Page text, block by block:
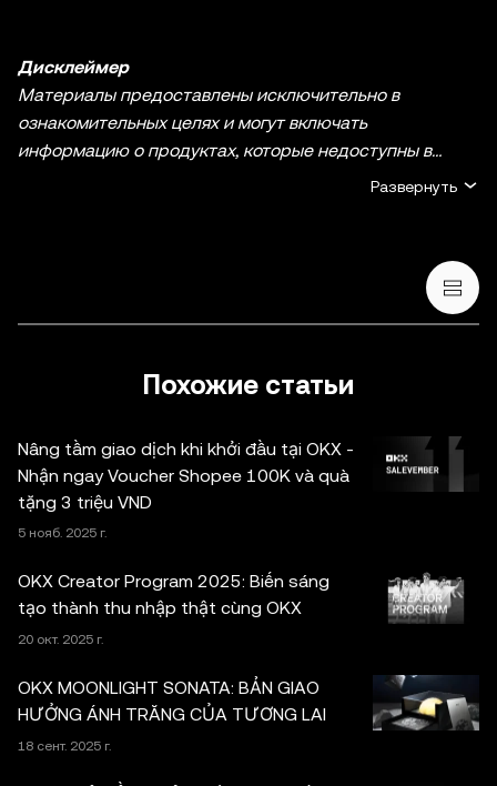
Дисклеймер
Материалы предоставлены исключительно в
ознакомительных целях и могут включать
информацию о продуктах, которые недоступны в
вашем регионе. Они не являются инвестиционным
налоговой сфере. Криптовалюты / цифровые активы, в
степенью риска и их курсы могут сильно колебаться.
Оцените свое финансовое состояние и тщательно
цифровыми активами и их хранение. По вопросам,
связанным с конкретными обстоятельствами,
проконсультируйтесь со специалистом в
юридической, налоговой или инвестиционной сфере.
Информация, представленная на этой странице
(включая рыночные и статистические данные, если
таковые имеются), предназначена исключительно для
ознакомления. Часть контента может быть создана с
использованием инструментов искусственного
интеллекта (ИИ). При подготовке статьи были приняты
все меры предосторожности, однако автор не несет
Развернуть
Похожие статьи
Nâng tầm giao dịch khi khởi đầu tại OKX -
Nhận ngay Voucher Shopee 100K và quà
tặng 3 triệu VND
5 нояб. 2025 г.
OKX Creator Program 2025: Biến sáng
tạo thành thu nhập thật cùng OKX
20 окт. 2025 г.
OKX MOONLIGHT SONATA: BẢN GIAO
HƯỞNG ÁNH TRĂNG CỦA TƯƠNG LAI
18 сент. 2025 г.